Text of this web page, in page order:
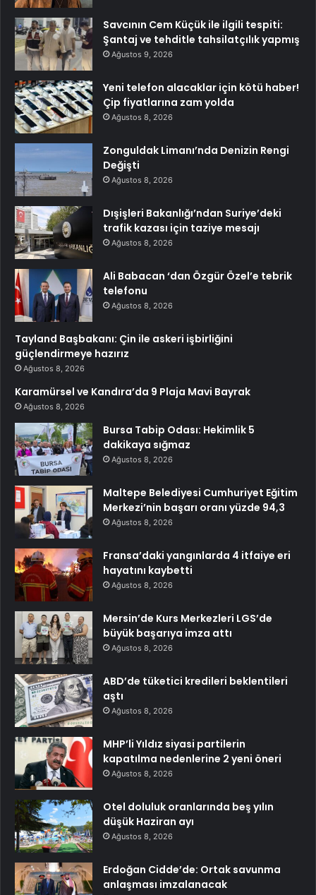
Savcının Cem Küçük ile ilgili tespiti:
Şantaj ve tehditle tahsilatçılık yapmış
Ağustos 9, 2026
Yeni telefon alacaklar için kötü haber!
Çip fiyatlarına zam yolda
Ağustos 8, 2026
Zonguldak Limanı’nda Denizin Rengi
Değişti
Ağustos 8, 2026
Dışişleri Bakanlığı’ndan Suriye’deki
trafik kazası için taziye mesajı
Ağustos 8, 2026
Ali Babacan ‘dan Özgür Özel’e tebrik
telefonu
Ağustos 8, 2026
Tayland Başbakanı: Çin ile askeri işbirliğini
güçlendirmeye hazırız
Ağustos 8, 2026
Karamürsel ve Kandıra’da 9 Plaja Mavi Bayrak
Ağustos 8, 2026
Bursa Tabip Odası: Hekimlik 5
dakikaya sığmaz
Ağustos 8, 2026
Maltepe Belediyesi Cumhuriyet Eğitim
Merkezi’nin başarı oranı yüzde 94,3
Ağustos 8, 2026
Fransa’daki yangınlarda 4 itfaiye eri
hayatını kaybetti
Ağustos 8, 2026
Mersin’de Kurs Merkezleri LGS’de
büyük başarıya imza attı
Ağustos 8, 2026
ABD’de tüketici kredileri beklentileri
aştı
Ağustos 8, 2026
MHP’li Yıldız siyasi partilerin
kapatılma nedenlerine 2 yeni öneri
Ağustos 8, 2026
Otel doluluk oranlarında beş yılın
düşük Haziran ayı
Ağustos 8, 2026
Erdoğan Cidde’de: Ortak savunma
anlaşması imzalanacak